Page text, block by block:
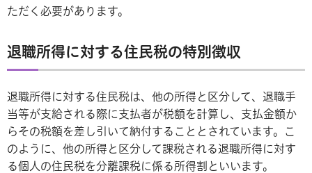
ただく必要があります。
退職所得に対する住民税の特別徴収
退職所得に対する住民税は、他の所得と区分して、退職手
当等が支給される際に支払者が税額を計算し、支払金額か
らその税額を差し引いて納付することとされています。こ
のように、他の所得と区分して課税される退職所得に対す
る個人の住民税を分離課税に係る所得割といいます。